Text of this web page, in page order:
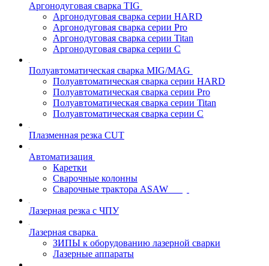
Аргонодуговая сварка TIG
Аргонодуговая сварка серии HARD
Аргонодуговая сварка серии Pro
Аргонодуговая сварка серии Titan
Аргонодуговая сварка серии С
Полуавтоматическая сварка MIG/MAG
Полуавтоматическая сварка серии HARD
Полуавтоматическая сварка серии Pro
Полуавтоматическая сварка серии Titan
Полуавтоматическая сварка серии С
Плазменная резка CUT
Автоматизация
Каретки
Сварочные колонны
Сварочные трактора ASAW
Лазерная резка с ЧПУ
Лазерная сварка
ЗИПЫ к оборудованию лазерной сварки
Лазерные аппараты